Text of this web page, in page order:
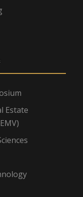
Estate